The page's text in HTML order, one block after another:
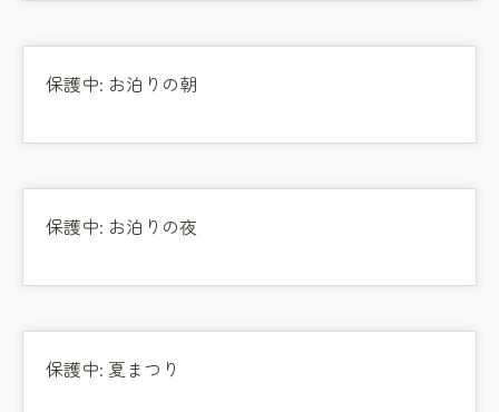
保護中: お泊りの朝
保護中: お泊りの夜
保護中: 夏まつり